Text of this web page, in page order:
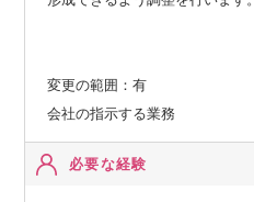
変更の範囲：有
会社の指示する業務
必要な経験